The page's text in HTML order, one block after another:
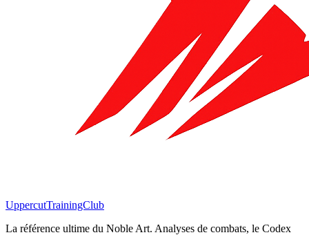
UppercutTrainingClub
La référence ultime du Noble Art. Analyses de combats, le Codex